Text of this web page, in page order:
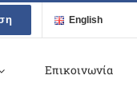
English
Επικοινωνία